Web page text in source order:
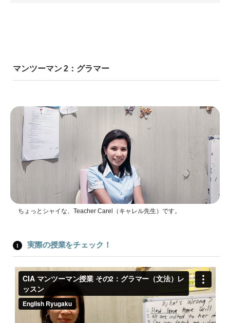
マンツーマン 2：グラマー
ちょっとシャイな、Teacher Carel（キャレル先生）です。
実際の授業をチェック！